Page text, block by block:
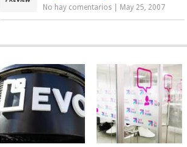
No hay comentarios May 25, 2007